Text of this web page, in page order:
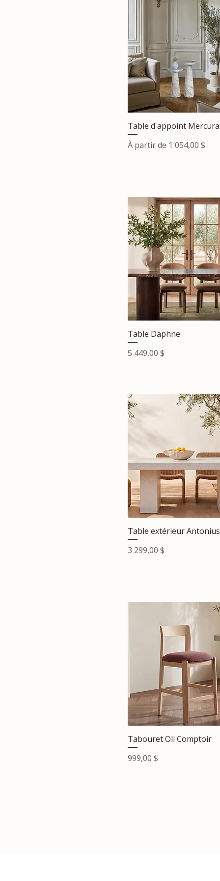
Table d'appoint
À partir de 1 054,00 $
Prix promotionnel
Table Daphne
Prix
5 449,00 $
Table extérieur Antonius
Prix
3 299,00 $
Tabouret Oli Comptoir
Prix
999,00 $